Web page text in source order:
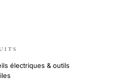
électriques & outils